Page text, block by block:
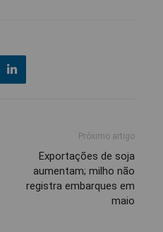
Próximo artigo
Exportações de soja
aumentam; milho não
registra embarques em
maio